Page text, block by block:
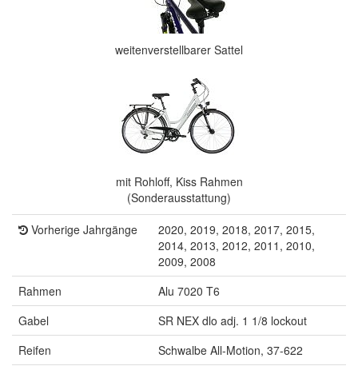
weitenverstellbarer Sattel
mit Rohloff, Kiss Rahmen
(Sonderausstattung)
Vorherige Jahrgänge
2020, 2019, 2018, 2017, 2015,
2014, 2013, 2012, 2011, 2010,
2009, 2008
Rahmen
Alu 7020 T6
Gabel
SR NEX dlo adj. 1 1/8 lockout
Reifen
Schwalbe All-Motion, 37-622